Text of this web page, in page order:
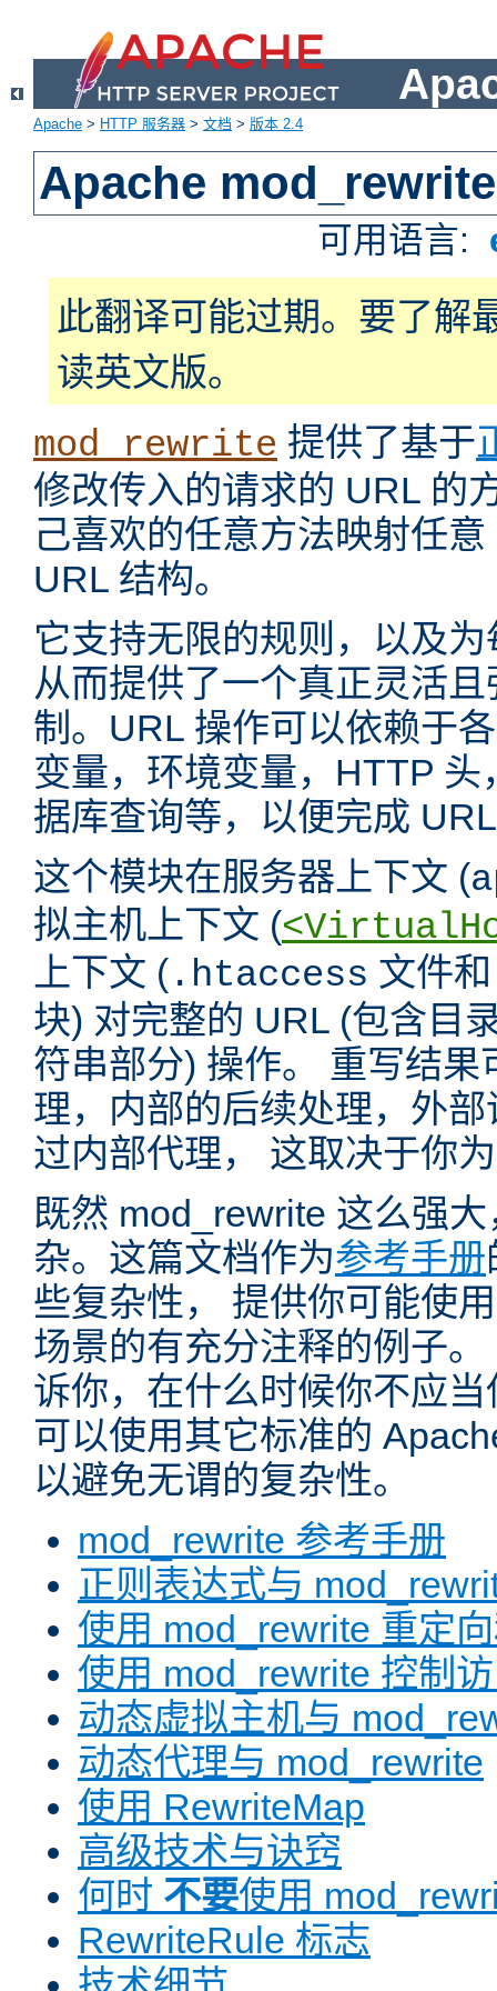
Apache > HTTP 服务器 > 文档 > 版本 2.4
Apache mod_rewrite
可用语言:
此翻译可能过期。要了解
读英文版。
mod_rewrite 提供了基于
修改传入的请求的 URL 的
己喜欢的任意方法映射任
URL 结构。
它支持无限的规则，以及
从而提供了一个真正灵活
制。URL 操作可以依赖于
变量，环境变量，HTTP
据库查询等，以便完成
这个模块在服务器上下文 (
拟主机上下文 (
上下文 ( .htaccess 文件
块) 对完整的 URL (包含目
符串部分) 操作。 重写结
理，内部的后续处理，外
过内部代理， 这取决于你
既然 mod_rewrite 这么强
杂。这篇文档作为参考手册
些复杂性， 提供你可能使
场景的有充分注释的例子
诉你，在什么时候你不应
可以使用其它标准的
以避免无谓的复杂性。
mod_rewrite 参考手册
正则表达式与
使用 mod_rewrite 重定
使用 mod_rewrite 控制
动态虚拟主机与
动态代理与 mod_rewrite
使用 RewriteMap
高级技术与诀窍
何时 不要使用
RewriteRule 标志